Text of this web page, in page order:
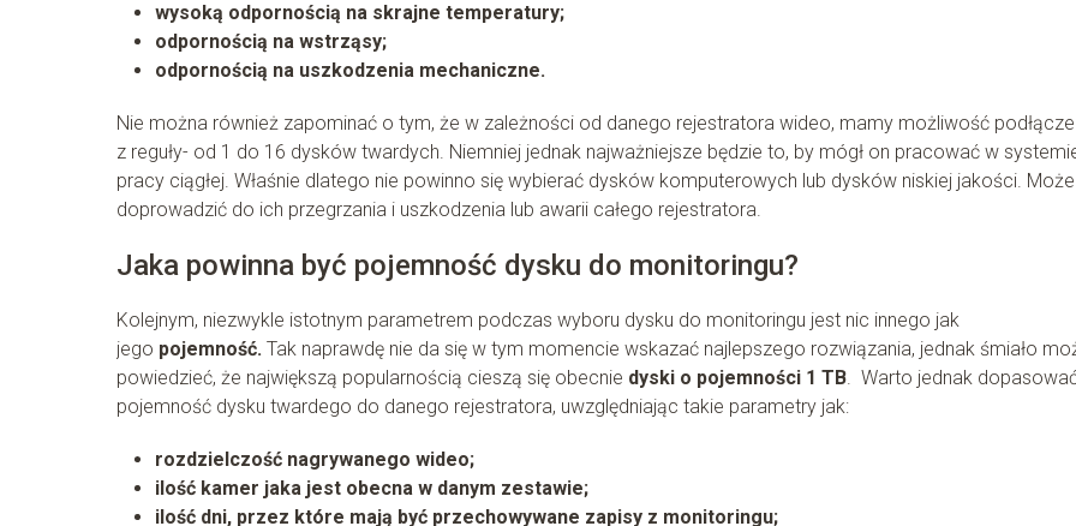
wysoką odpornością na skrajne temperatury;
odpornością na wstrząsy;
odpornością na uszkodzenia mechaniczne.
Nie można również zapominać o tym, że w zależności od danego rejestratora wideo, mamy możliwość
z reguły- od 1 do 16 dysków twardych. Niemniej jednak najważniejsze będzie to, by mógł on pracować w
pracy ciągłej. Właśnie dlatego nie powinno się wybierać dysków komputerowych lub dysków niskiej jakości.
doprowadzić do ich przegrzania i uszkodzenia lub awarii całego rejestratora.
Jaka powinna być pojemność dysku do monitoringu?
Kolejnym, niezwykle istotnym parametrem podczas wyboru dysku do monitoringu jest nic innego jak
jego pojemność. Tak naprawdę nie da się w tym momencie wskazać najlepszego rozwiązania, jednak śmiało
powiedzieć, że największą popularnością cieszą się obecnie dyski o pojemności 1 TB. Warto jednak
pojemność dysku twardego do danego rejestratora, uwzględniając takie parametry jak:
rozdzielczość nagrywanego wideo;
ilość kamer jaka jest obecna w danym zestawie;
ilość dni, przez które mają być przechowywane zapisy z monitoringu;